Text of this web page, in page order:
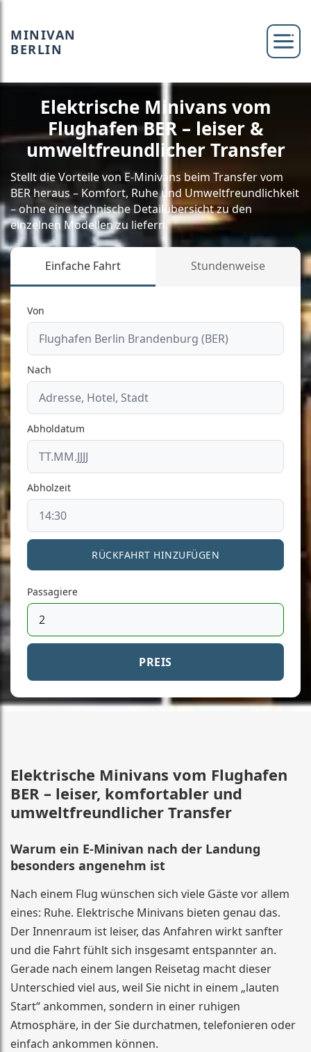
MINIVAN
BERLIN
Elektrische Minivans vom
Flughafen BER – leiser &
umweltfreundlicher Transfer
Stellt die Vorteile von E-Minivans beim Transfer vom
BER heraus – Komfort, Ruhe und Umweltfreundlichkeit
– ohne eine technische Detailübersicht zu den
einzelnen Modellen zu liefern.
Einfache Fahrt Stundenweise
Von
Nach
Abholdatum
Abholzeit
RÜCKFAHRT HINZUFÜGEN
Passagiere
PREIS
Elektrische Minivans vom Flughafen
BER – leiser, komfortabler und
umweltfreundlicher Transfer
Warum ein E-Minivan nach der Landung
besonders angenehm ist
Nach einem Flug wünschen sich viele Gäste vor allem
eines: Ruhe. Elektrische Minivans bieten genau das.
Der Innenraum ist leiser, das Anfahren wirkt sanfter
und die Fahrt fühlt sich insgesamt entspannter an.
Gerade nach einem langen Reisetag macht dieser
Unterschied viel aus, weil Sie nicht in einem „lauten
Start“ ankommen, sondern in einer ruhigen
Atmosphäre, in der Sie durchatmen, telefonieren oder
einfach ankommen können.